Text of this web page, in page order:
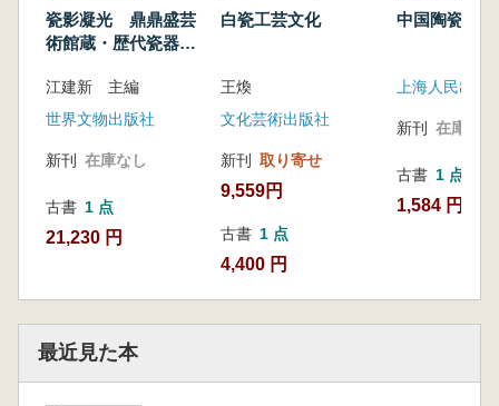
瓷影凝光 鼎鼎盛芸
術館蔵・歴代瓷器精
江建新 主編
世界文物出版社
新刊 在庫なし
古書 1 点
21,230 円
白瓷工芸文化
王煥
文化芸術出版社
新刊 取り寄せ
9,559円
古書 1 点
4,400 円
中国陶瓷研究
上海人民出版
新刊 在庫なし
古書 1 点
1,584 円
最近見た本